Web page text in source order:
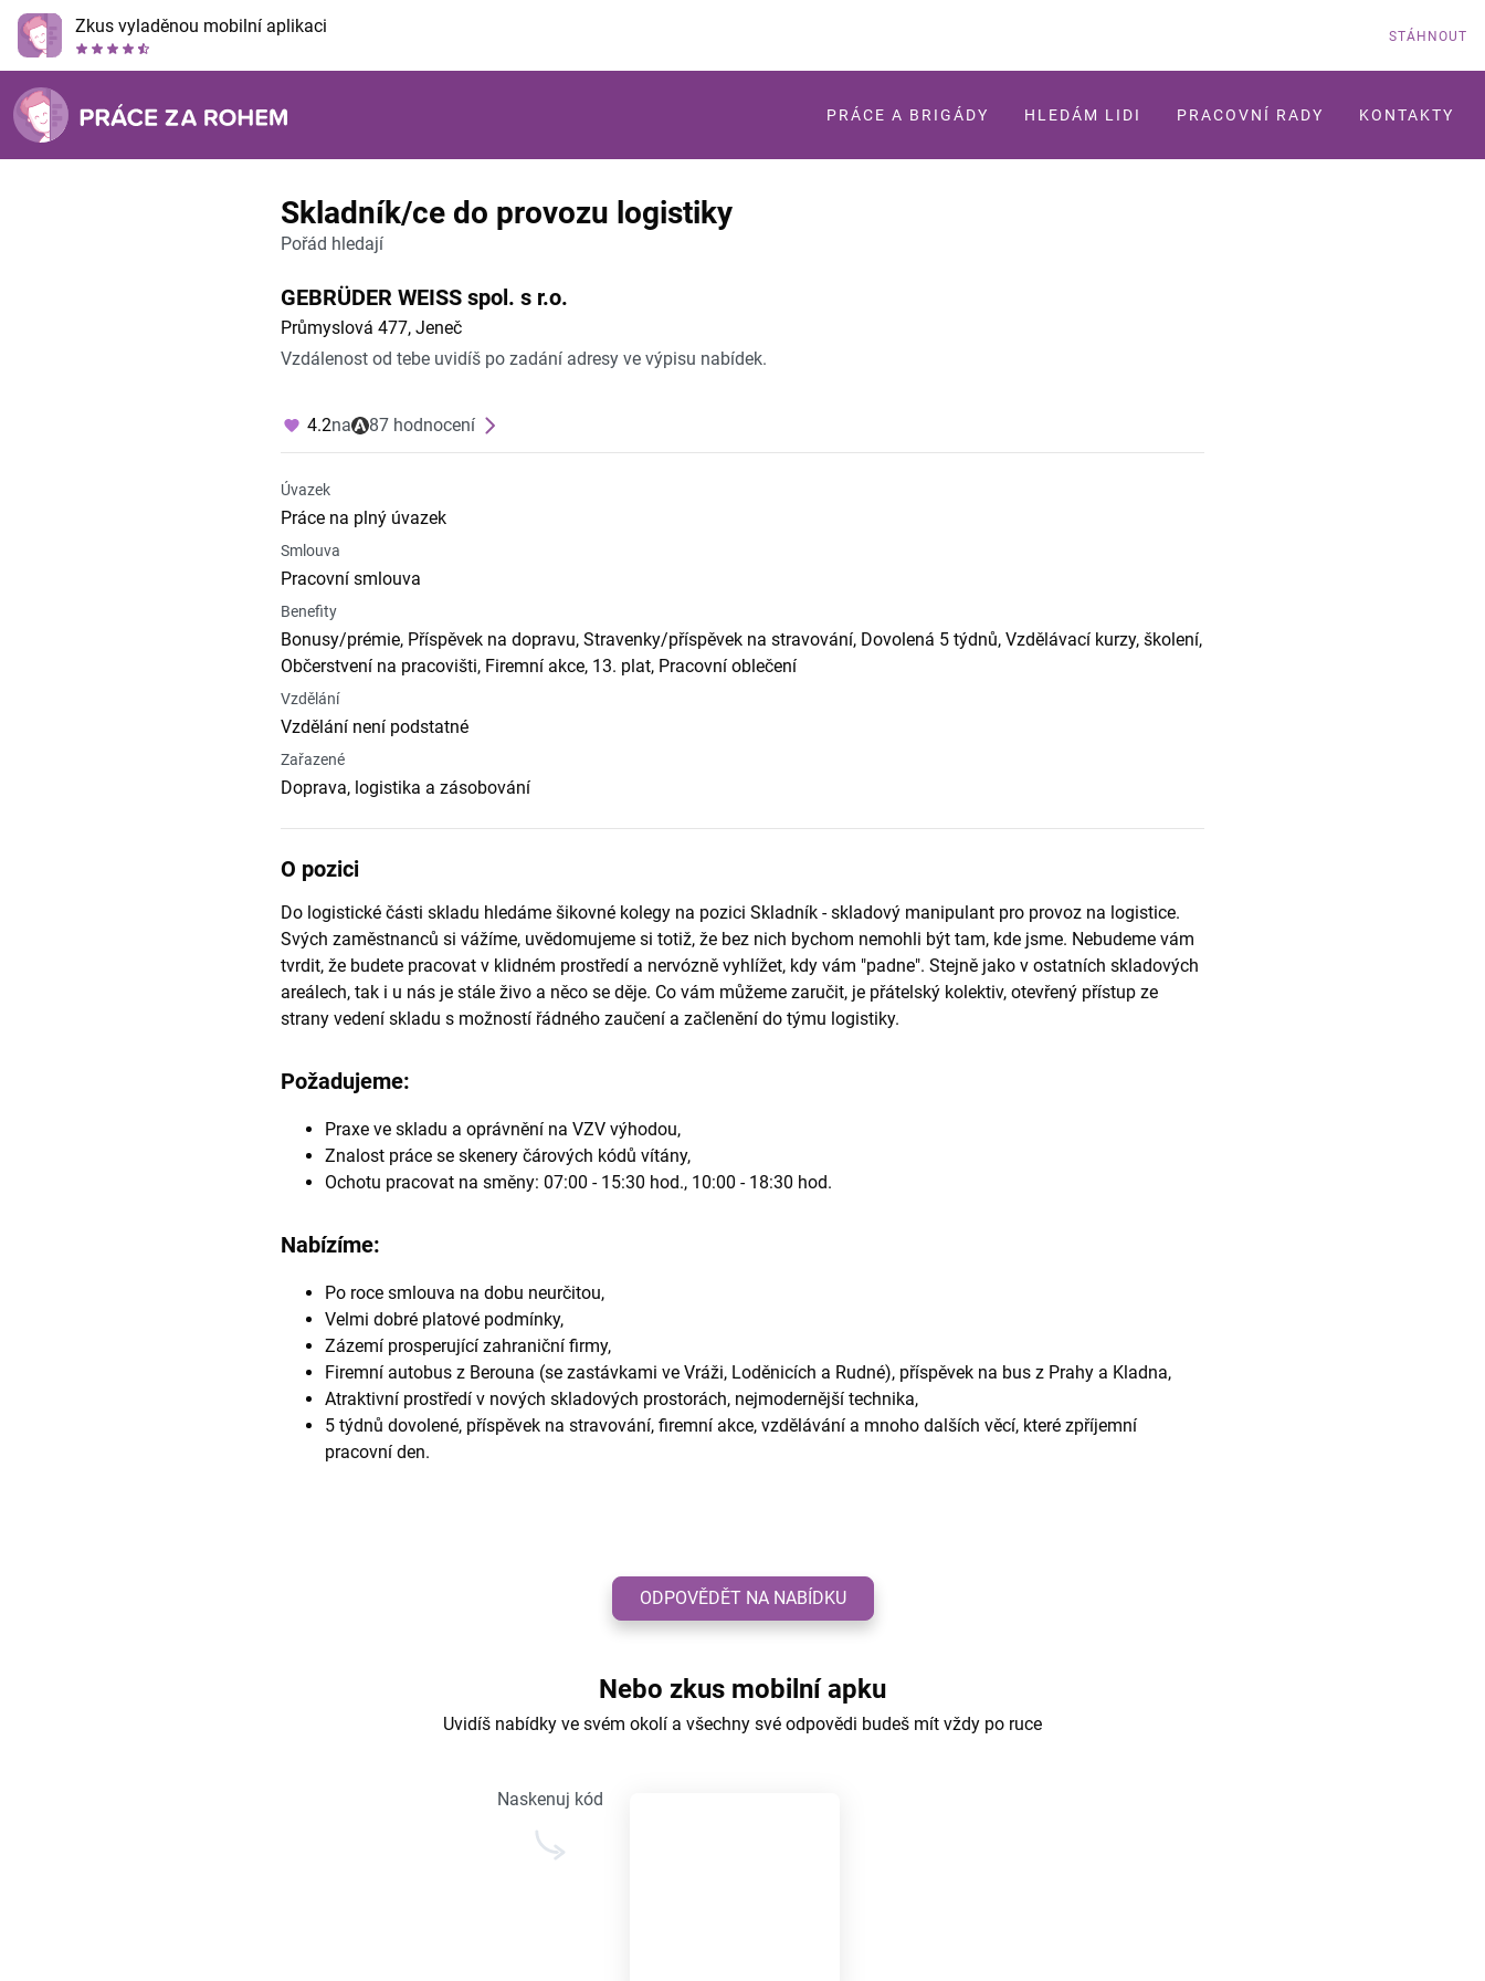
Zkus vyladěnou mobilní aplikaci STÁHNOUT
PRÁCE A BRIGÁDY HLEDÁM LIDI PRACOVNÍ RADY KONTAKTY
Skladník/ce do provozu logistiky
Pořád hledají
GEBRÜDER WEISS spol. s r.o.
Průmyslová 477, Jeneč
Vzdálenost od tebe uvidíš po zadání adresy ve výpisu nabídek.
4.2na 87 hodnocení
Úvazek
Práce na plný úvazek
Smlouva
Pracovní smlouva
Benefity
Bonusy/prémie, Příspěvek na dopravu, Stravenky/příspěvek na stravování, Dovolená 5 týdnů, Vzdělávací kurzy, školení,
Občerstvení na pracovišti, Firemní akce, 13. plat, Pracovní oblečení
Vzdělání
Vzdělání není podstatné
Zařazené
Doprava, logistika a zásobování
O pozici
Do logistické části skladu hledáme šikovné kolegy na pozici Skladník - skladový manipulant pro provoz na logistice.
Svých zaměstnanců si vážíme, uvědomujeme si totiž, že bez nich bychom nemohli být tam, kde jsme. Nebudeme vám
tvrdit, že budete pracovat v klidném prostředí a nervózně vyhlížet, kdy vám "padne". Stejně jako v ostatních skladových
areálech, tak i u nás je stále živo a něco se děje. Co vám můžeme zaručit, je přátelský kolektiv, otevřený přístup ze
strany vedení skladu s možností řádného zaučení a začlenění do týmu logistiky.
Požadujeme:
Praxe ve skladu a oprávnění na VZV výhodou,
Znalost práce se skenery čárových kódů vítány,
Ochotu pracovat na směny: 07:00 - 15:30 hod., 10:00 - 18:30 hod.
Nabízíme:
Po roce smlouva na dobu neurčitou,
Velmi dobré platové podmínky,
Zázemí prosperující zahraniční firmy,
Firemní autobus z Berouna (se zastávkami ve Vráži, Loděnicích a Rudné), příspěvek na bus z Prahy a Kladna,
Atraktivní prostředí v nových skladových prostorách, nejmodernější technika,
5 týdnů dovolené, příspěvek na stravování, firemní akce, vzdělávání a mnoho dalších věcí, které zpříjemní
pracovní den.
ODPOVĚDĚT NA NABÍDKU
Nebo zkus mobilní apku
Uvidíš nabídky ve svém okolí a všechny své odpovědi budeš mít vždy po ruce
Naskenuj kód